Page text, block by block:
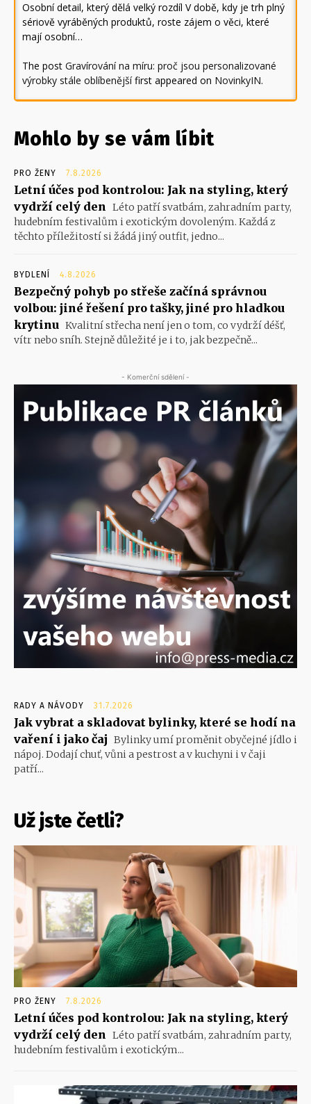
Osobní detail, který dělá velký rozdíl V době, kdy je trh plný
sériově vyráběných produktů, roste zájem o věci, které
mají osobní…
The post Gravírování na míru: proč jsou personalizované
výrobky stále oblíbenějšífirst appeared on NovinkyIN.
Mohlo by se vám líbit
PRO ŽENY 7.8.2026
Letní účes pod kontrolou: Jak na styling, který
vydrží celý den Léto patří svatbám, zahradním party,
hudebním festivalům i exotickým dovoleným. Každá z
těchto příležitostí si žádá jiný outfit, jedno...
BYDLENÍ 4.8.2026
Bezpečný pohyb po střeše začíná správnou
volbou: jiné řešení pro tašky, jiné pro hladkou
krytinu Kvalitní střecha není jen o tom, co vydrží déšť,
vítr nebo sníh. Stejně důležité je i to, jak bezpečně...
- Komerční sdělení -
RADY A NÁVODY 31.7.2026
Jak vybrat a skladovat bylinky, které se hodí na
vaření i jako čaj Bylinky umí proměnit obyčejné jídlo i
nápoj. Dodají chuť, vůni a pestrost a v kuchyni i v čaji
patří...
Už jste četli?
PRO ŽENY 7.8.2026
Letní účes pod kontrolou: Jak na styling, který
vydrží celý den
Léto patří svatbám, zahradním party,
hudebním festivalům i exotickým...